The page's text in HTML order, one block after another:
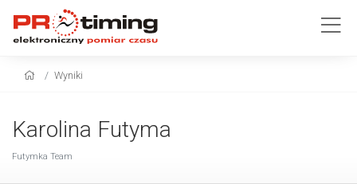
Wyniki
Karolina Futyma
Futymka Team